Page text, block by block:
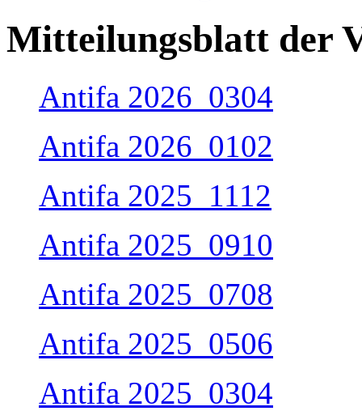
Mitteilungsblatt der
Antifa 2026_0304
Antifa 2026_0102
Antifa 2025_1112
Antifa 2025_0910
Antifa 2025_0708
Antifa 2025_0506
Antifa 2025_0304